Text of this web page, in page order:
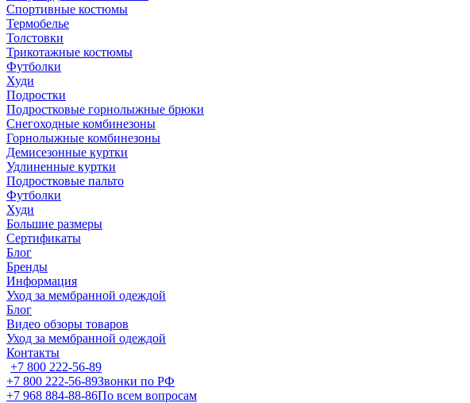
Спортивные костюмы
Термобелье
Толстовки
Трикотажные костюмы
Футболки
Худи
Подростки
Подростковые горнолыжные брюки
Снегоходные комбинезоны
Горнолыжные комбинезоны
Демисезонные куртки
Удлиненные куртки
Подростковые пальто
Футболки
Худи
Большие размеры
Сертификаты
Блог
Бренды
Информация
Уход за мембранной одеждой
Блог
Видео обзоры товаров
Уход за мембранной одеждой
Контакты
+7 800 222-56-89
+7 800 222-56-89Звонки по РФ
+7 968 884-88-86По всем вопросам